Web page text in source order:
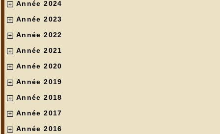
Année 2024
Année 2023
Année 2022
Année 2021
Année 2020
Année 2019
Année 2018
Année 2017
Année 2016